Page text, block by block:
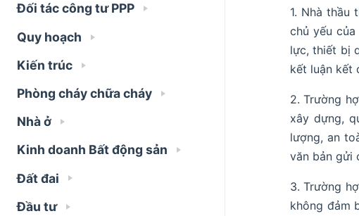
Đối tác công tư PPP
Quy hoạch
Kiến trúc
Phòng cháy chữa cháy
Nhà ở
Kinh doanh Bất động sản
Đất đai
Đầu tư
1. Nhà thầu
chủ yếu
lực, thiết bị
kết luận kết
2. Trường
xây dựng,
lượng, an
văn bản gửi
3. Trường
không đảm